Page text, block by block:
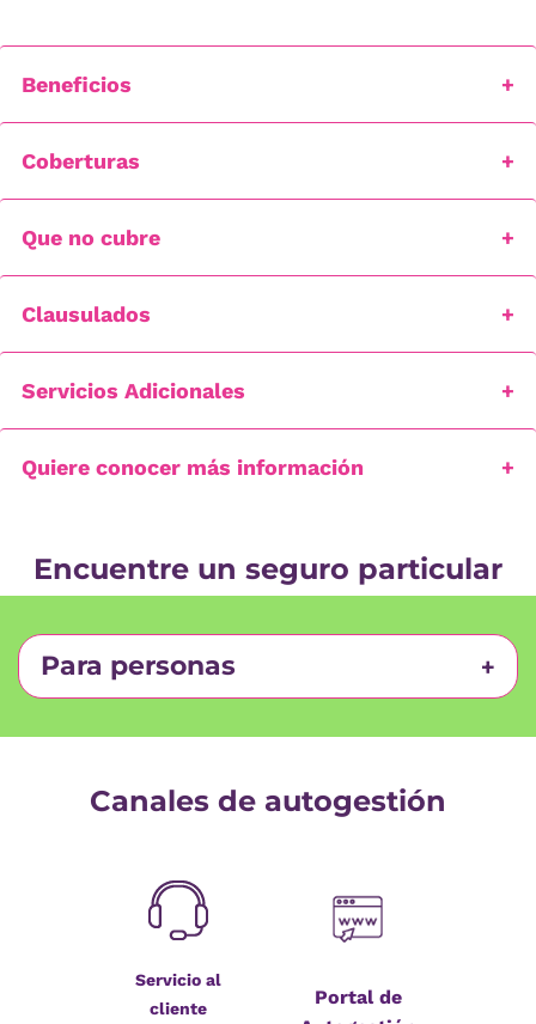
Beneficios
Coberturas
Que no cubre
Clausulados
Servicios Adicionales
Quiere conocer más información
Encuentre un seguro particular
Para personas
Canales de autogestión
Servicio al
cliente
Portal de